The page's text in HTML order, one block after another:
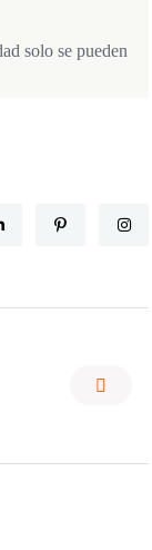
solo se pueden